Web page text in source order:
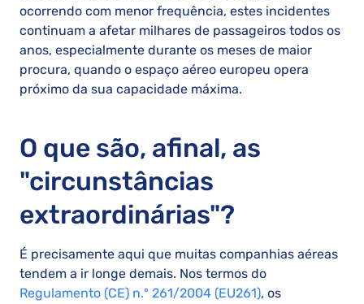
ocorrendo com menor frequência, estes incidentes
continuam a afetar milhares de passageiros todos os
anos, especialmente durante os meses de maior
procura, quando o espaço aéreo europeu opera
próximo da sua capacidade máxima.
O que são, afinal, as
"circunstâncias
extraordinárias"?
É precisamente aqui que muitas companhias aéreas
tendem a ir longe demais. Nos termos do
Regulamento (CE) n.º 261/2004 (EU261), os